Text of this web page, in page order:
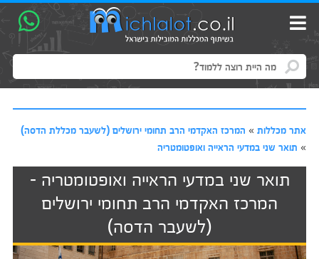
אתר מכללות» המרכז האקדמי הרב תחומי ירושלים (לשעבר מכללת הדסה)
» תואר שני במדעי הראייה ואופטומטריה
תואר שני במדעי הראייה ואופטומטריה -
המרכז האקדמי הרב תחומי ירושלים
(לשעבר הדסה)